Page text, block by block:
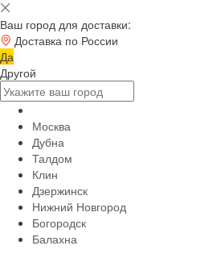
Ваш город для доставки:
Доставка по России
Да
Другой
Москва
Дубна
Талдом
Клин
Дзержинск
Нижний Новгород
Богородск
Балахна